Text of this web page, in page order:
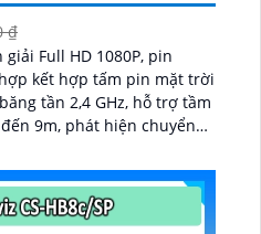
₫
Full HD 1080P, pin
kết hợp tấm pin mặt trời
tần 2,4 GHz, hỗ trợ tầm
9m, phát hiện chuyển